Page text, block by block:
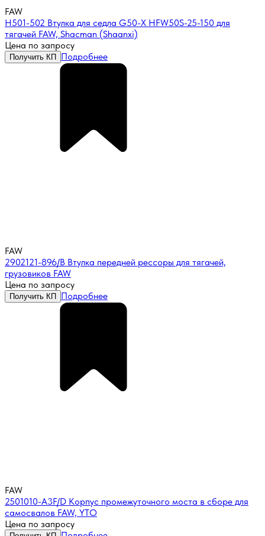
FAW
H501-502 Втулка для седла G50-X HFW50S-25-150 для
тягачей FAW, Shacman (Shaanxi)
Цена по запросу
Получить КП Подробнее
FAW
2902121-896/B Втулка передней рессоры для тягачей,
грузовиков FAW
Цена по запросу
Получить КП Подробнее
FAW
2501010-A3F/D Корпус промежуточного моста в сборе для
самосвалов FAW, YTO
Цена по запросу